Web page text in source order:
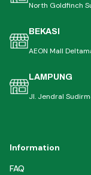
North Goldfinch
BEKASI
AEON Mall
LAMPUNG
Jl. Jendral
Information
FAQ